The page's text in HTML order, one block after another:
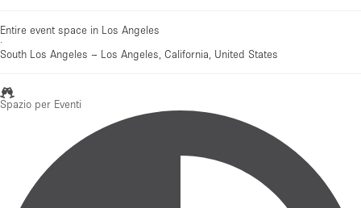
Entire event space in Los Angeles
·
South Los Angeles – Los Angeles, California, United States
Spazio per Eventi